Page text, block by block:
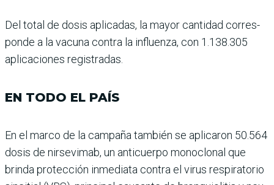
Del total de dosis aplicadas, la mayor cantidad corres­
ponde a la vacuna contra la influenza, con 1.138.305
apli­caciones registradas.
EN TODO EL PAÍS
En el marco de la campaña también se aplicaron 50.564
dosis de nirsevimab, un anticuerpo monoclonal que
brinda protección inmediata contra el virus respiratorio